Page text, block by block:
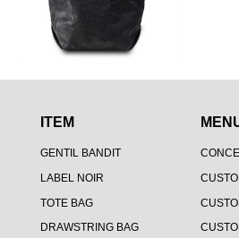
ITEM
GENTIL BANDIT
LABEL NOIR
TOTE BAG
DRAWSTRING BAG